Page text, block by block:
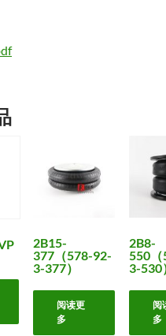
2B15-
377（578-92-
3-377）
阅读更
多
2B8-
550
3-530
阅
多